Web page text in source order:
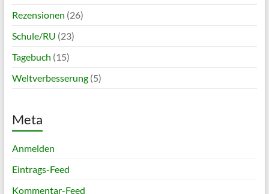
Rezensionen (26)
Schule/RU (23)
Tagebuch (15)
Weltverbesserung(5)
Meta
Anmelden
Eintrags-Feed
Kommentar-Feed